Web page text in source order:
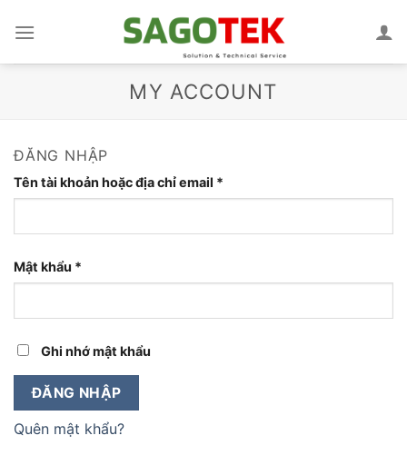
qua
MY ACCOUNT
ĐĂNG NHẬP
Tên tài khoản hoặc địa chỉ email *
buộc
Mật khẩu *
buộc
Ghi nhớ mật khẩu
ĐĂNG NHẬP
Quên mật khẩu?